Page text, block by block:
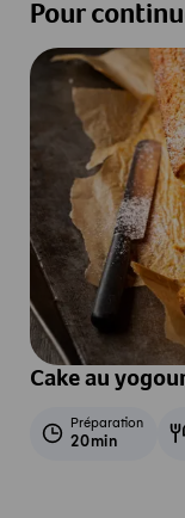
Pour
Cake au
Préparation
20min